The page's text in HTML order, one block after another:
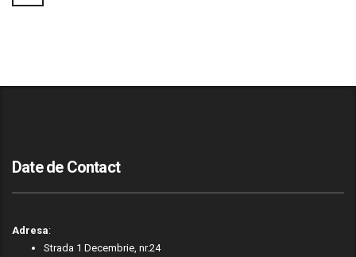
Date de Contact
Adresa:
Strada 1 Decembrie, nr.24